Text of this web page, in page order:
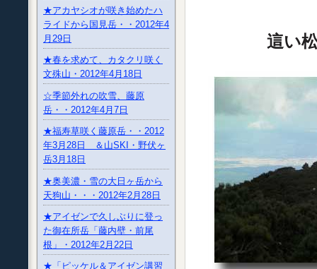
★アカヤシオが咲き始めたハ
ライドから国見岳・・2012年4
月29日
★春を求めて、カタクリ咲く
文殊山・2012年4月18日
☆季節外れの吹雪、藤原
岳・・2012年4月7日
★福寿草咲く藤原岳・・2012
年3月28日 ＆山SKI・野伏ヶ
岳3月18日
★奥美濃・雪の大日ヶ岳から
天狗山・・・2012年2月28日
★アイゼンで久しぶりに登っ
た御在所岳「藤内壁・前尾
根」・2012年2月22日
★「ピッケル＆アイゼン講習
這い